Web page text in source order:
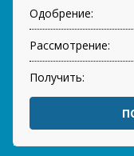
Одобрение:
Рассмотрение:
Получить: